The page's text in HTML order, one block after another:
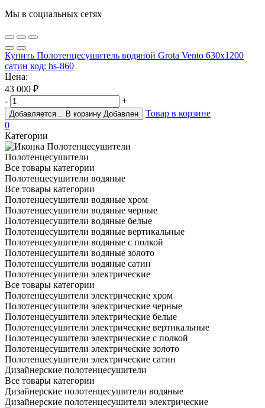
Мы в социальных сетях
Купить Полотенцесушитель водяной Grota Vento 630х1200
сатин код: hs-860
Цена:
43 000 ₽
-
+
Добавляется... В корзину Добавлен
Товар в корзине
0
Категории
Полотенцесушители
Все товары категории
Полотенцесушители водяные
Все товары категории
Полотенцесушители водяные хром
Полотенцесушители водяные черные
Полотенцесушители водяные белые
Полотенцесушители водяные вертикальные
Полотенцесушители водяные с полкой
Полотенцесушители водяные золото
Полотенцесушители водяные сатин
Полотенцесушители электрические
Все товары категории
Полотенцесушители электрические хром
Полотенцесушители электрические черные
Полотенцесушители электрические белые
Полотенцесушители электрические вертикальные
Полотенцесушители электрические с полкой
Полотенцесушители электрические золото
Полотенцесушители электрические сатин
Дизайнерские полотенцесушители
Все товары категории
Дизайнерские полотенцесушители водяные
Дизайнерские полотенцесушители электрические